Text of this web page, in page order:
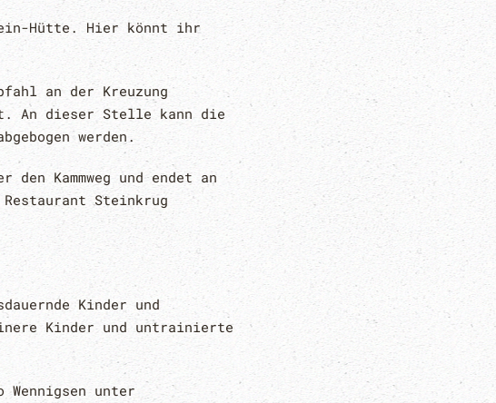
Hütte. Hier könnt ihr
an der Kreuzung
An dieser Stelle kann die
werden.
Kammweg und endet an
Steinkrug
Kinder und
Kinder und untrainierte
unter